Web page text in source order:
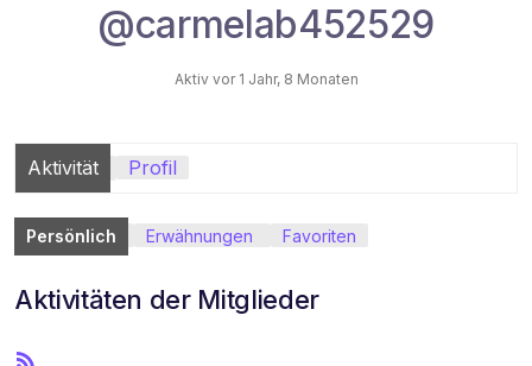
@carmelab452529
Aktiv vor 1 Jahr, 8 Monaten
Aktivität Profil
Persönlich Erwähnungen Favoriten
Aktivitäten der Mitglieder